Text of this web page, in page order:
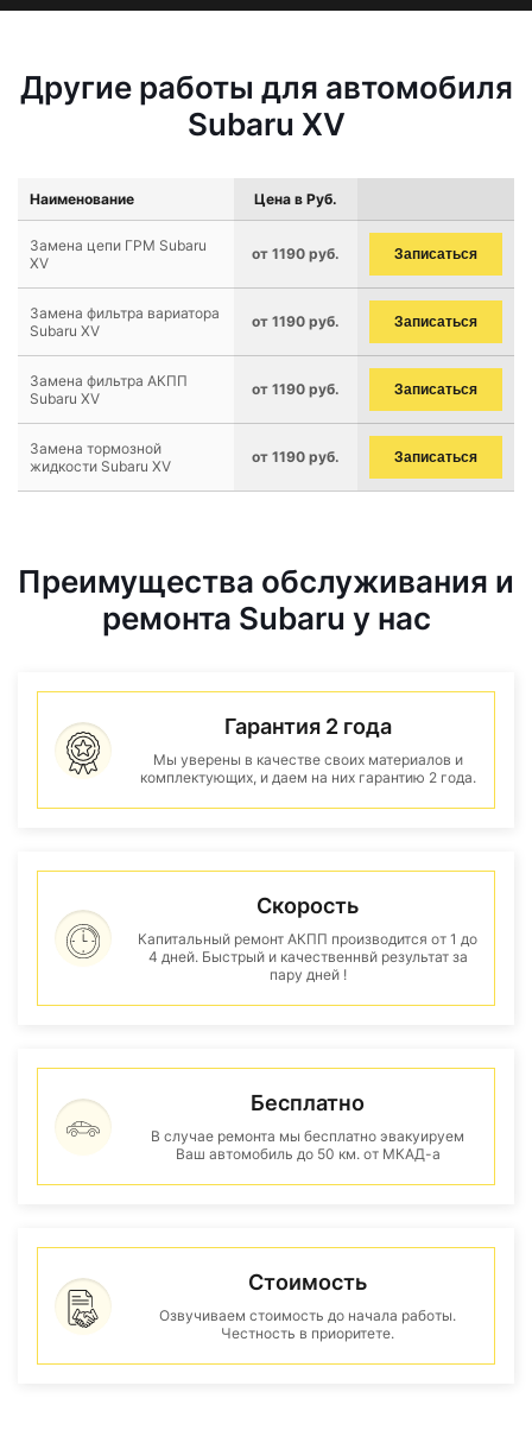
Другие работы для автомобиля
Subaru XV
Наименование Цена в Руб.
Замена цепи ГРМ Subaru
XV
от 1190 руб. Записаться
Замена фильтра вариатора
Subaru XV
от 1190 руб. Записаться
Замена фильтра АКПП
Subaru XV
от 1190 руб. Записаться
Замена тормозной
жидкости Subaru XV
от 1190 руб. Записаться
Преимущества обслуживания и
ремонта Subaru у нас
Гарантия 2 года
Мы уверены в качестве своих материалов и
комплектующих, и даем на них гарантию 2 года.
Скорость
Капитальный ремонт АКПП производится от 1 до
4 дней. Быстрый и качественнвй результат за
пару дней !
Бесплатно
В случае ремонта мы бесплатно эвакуируем
Ваш автомобиль до 50 км. от МКАД-а
Стоимость
Озвучиваем стоимость до начала работы.
Честность в приоритете.